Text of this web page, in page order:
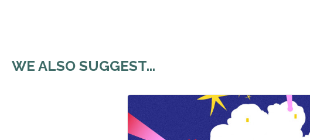
WE ALSO SUGGEST...